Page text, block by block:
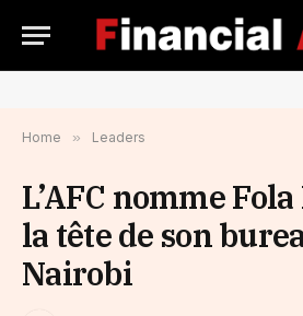
Home » Leaders
L’AFC nomme
la tête de son
Nairobi